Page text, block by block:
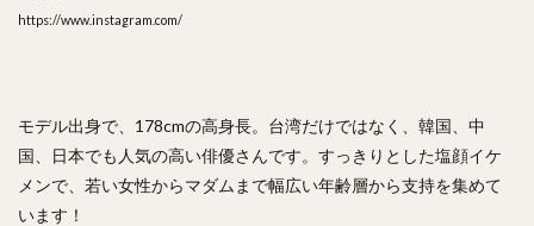
https://www.instagram.com/
モデル出身で、178cmの高身長。台湾だけではなく、韓国、中
国、日本でも人気の高い俳優さんです。すっきりとした塩顔イケ
メンで、若い女性からマダムまで幅広い年齢層から支持を集めて
います！